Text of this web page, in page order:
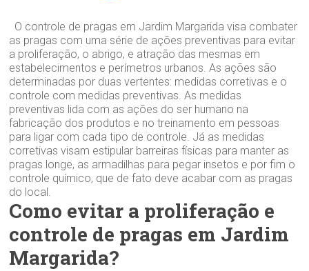
O controle de pragas em Jardim Margarida visa combater
as pragas com uma série de ações preventivas para evitar
a proliferação, o abrigo, e atração das mesmas em
estabelecimentos e perímetros urbanos. As ações são
determinadas por duas vertentes: medidas corretivas e o
controle com medidas preventivas. As medidas
preventivas lida com as ações do ser humano na
fabricação dos produtos e no treinamento em pessoas
para ligar com cada tipo de controle. Já as medidas
corretivas visam estipular barreiras físicas para manter as
pragas longe, as armadilhas para pegar insetos e por fim o
controle químico, que de fato deve acabar com as pragas
do local.
Como evitar a proliferação e
controle de pragas em Jardim
Margarida?